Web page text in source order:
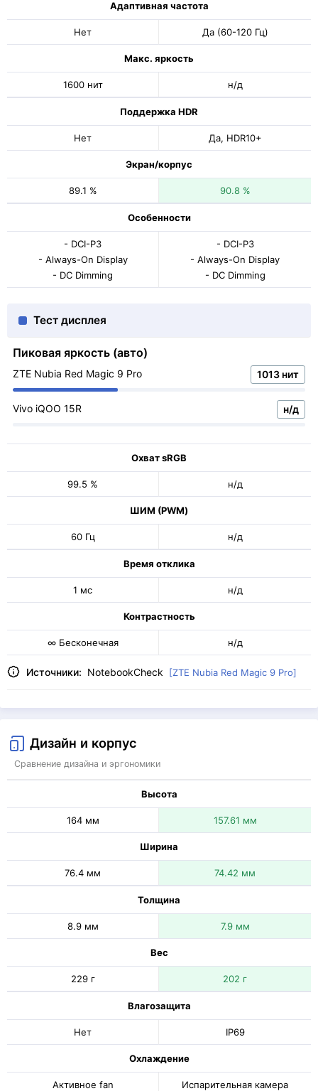
Адаптивная частота
Нет Да (60-120 Гц)
Макс. яркость
1600 нит н/д
Поддержка HDR
Нет Да, HDR10+
Экран/корпус
89.1 % 90.8 %
Особенности
- DCI-P3
- Always-On Display
- DC Dimming
- DCI-P3
- Always-On Display
- DC Dimming
Тест дисплея
Пиковая яркость (авто)
ZTE Nubia Red Magic 9 Pro 1013 нит
Vivo iQOO 15R н/д
Охват sRGB
99.5 % н/д
ШИМ (PWM)
60 Гц н/д
Время отклика
1 мс н/д
Контрастность
∞ Бесконечная н/д
Источники: NotebookCheck [ZTE Nubia Red Magic 9 Pro]
Дизайн и корпус
Сравнение дизайна и эргономики
Высота
164 мм 157.61 мм
Ширина
76.4 мм 74.42 мм
Толщина
8.9 мм 7.9 мм
Вес
229 г 202 г
Влагозащита
Нет IP69
Охлаждение
Активное fan Испарительная камера